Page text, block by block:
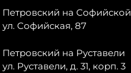
Петровский на Софийской
ул. Софийская, 87
Петровский на Руставели
ул. Руставели, д. 31, корп. 3